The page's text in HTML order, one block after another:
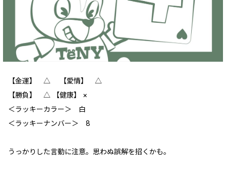
【金運】 △ 【愛情】 △
【勝負】 △ 【健康】 ×
＜ラッキーカラー＞ 白
＜ラッキーナンバー＞ 8
うっかりした言動に注意。思わぬ誤解を招くかも。